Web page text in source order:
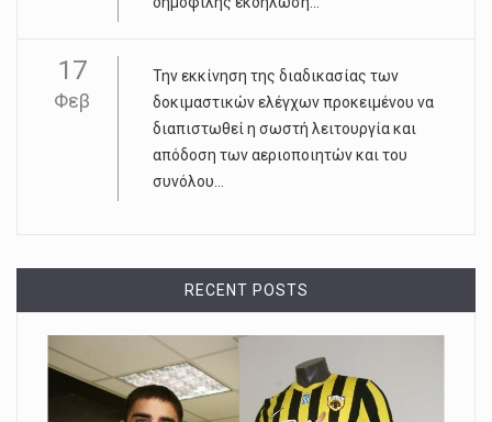
17
Φεβ
Την εκκίνηση της διαδικασίας των
δοκιμαστικών ελέγχων προκειμένου να
διαπιστωθεί η σωστή λειτουργία και
απόδοση των αεριοποιητών και του
συνόλου...
RECENT POSTS